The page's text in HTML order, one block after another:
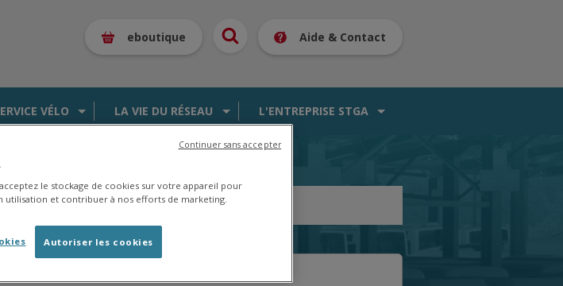
eboutique Aide & Contact
VÉLO LA VIE DU RÉSEAU L'ENTREPRISE STGA
encliquant ici.
le stockage de cookies sur votre appareil pour
utilisation et contribuer à nos efforts de marketing.
Autoriser les cookies
Continuer sans accepter